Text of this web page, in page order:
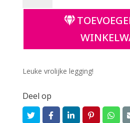
Leeuwen
Leuke vrolijke legging!
Deel op